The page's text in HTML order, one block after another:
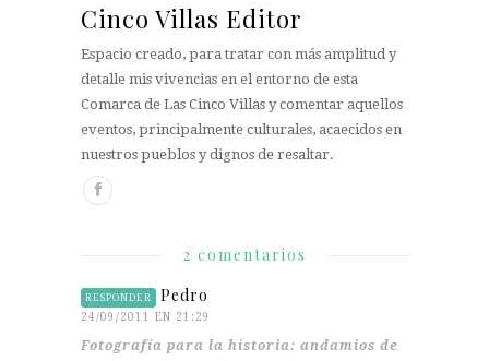
Cinco Villas Editor
Espacio creado, para tratar con más amplitud y
detalle mis vivencias en el entorno de esta
Comarca de Las Cinco Villas y comentar aquellos
eventos, principalmente culturales, acaecidos en
nuestros pueblos y dignos de resaltar.
2 comentarios
RESPONDER Pedro
24/09/2011 EN 21:29
Fotografía para la historia: andamios de